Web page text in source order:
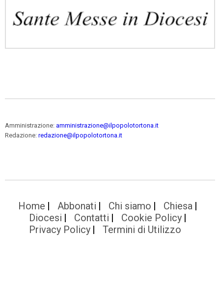
Amministrazione: amministrazione@ilpopolotortona.it
Redazione: redazione@ilpopolotortona.it
Home Abbonati Chi siamo
Chiesa
Diocesi
Contatti
Cookie Policy
Privacy Policy
Termini di Utilizzo